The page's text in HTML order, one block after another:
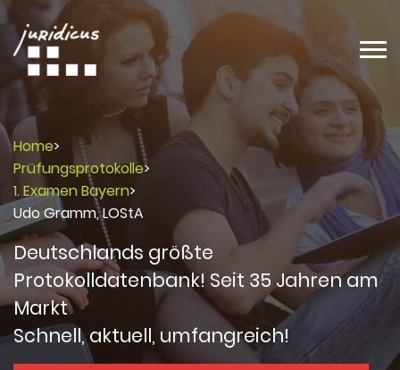
Home>
Prüfungsprotokolle>
1. Examen Bayern>
Udo Gramm, LOStA
Deutschlands größte
Protokolldatenbank! Seit 35 Jahren am
Markt
Schnell, aktuell, umfangreich!